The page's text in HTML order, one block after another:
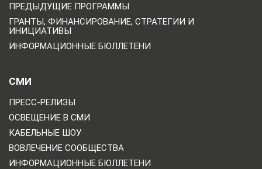
ПРЕДЫДУЩИЕ ПРОГРАММЫ
ГРАНТЫ, ФИНАНСИРОВАНИЕ, СТРАТЕГИИ И
ИНИЦИАТИВЫ
ИНФОРМАЦИОННЫЕ БЮЛЛЕТЕНИ
СМИ
ПРЕСС-РЕЛИЗЫ
ОСВЕЩЕНИЕ В СМИ
КАБЕЛЬНЫЕ ШОУ
ВОВЛЕЧЕНИЕ СООБЩЕСТВА
ИНФОРМАЦИОННЫЕ БЮЛЛЕТЕНИ